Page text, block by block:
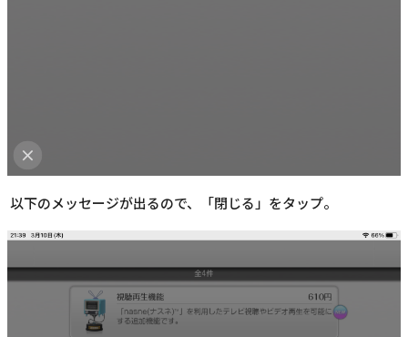
以下のメッセージが出るので、「閉じる」をタップ。